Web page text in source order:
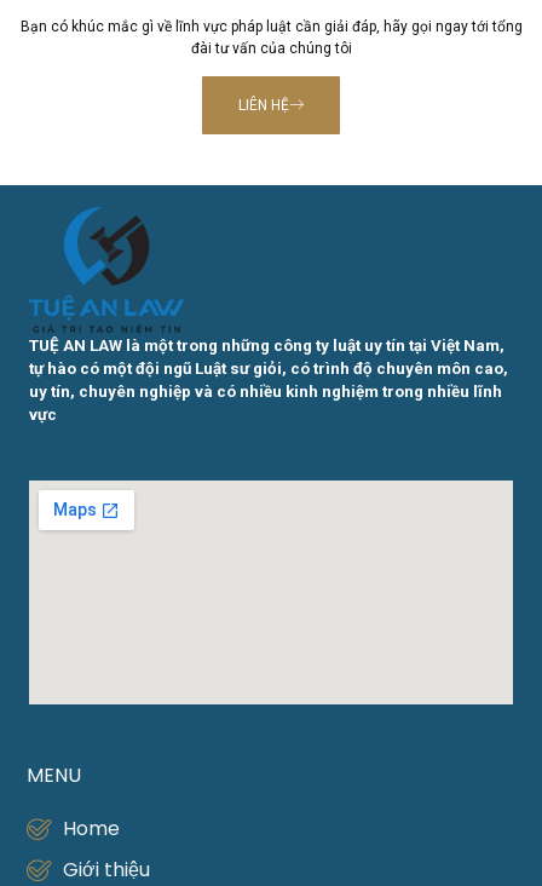
Bạn có khúc mắc gì về lĩnh vực pháp luật cần giải đáp, hãy gọi ngay tới tổng
đài tư vấn của chúng tôi
LIÊN HỆ
TUỆ AN LAW là một trong những công ty luật uy tín tại Việt Nam,
tự hào có một đội ngũ Luật sư giỏi, có trình độ chuyên môn cao,
uy tín, chuyên nghiệp và có nhiều kinh nghiệm trong nhiều lĩnh
vực
MENU
Home
Giới thiệu